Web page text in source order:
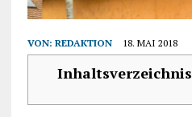
VON: REDAKTION 18. MAI 2018
Inhaltsverzeichnis